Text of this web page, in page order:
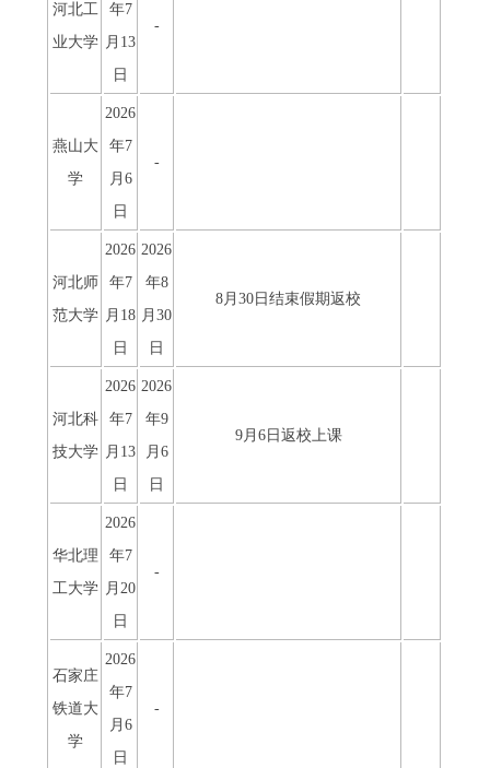
河北工
业大学
年7
月13
日
-
燕山大
学
2026
年7
月6
日
-
河北师
范大学
2026
年7
月18
日
2026
年8
月30
日
8月30日结束假期返校
河北科
技大学
2026
年7
月13
日
2026
年9
月6
日
9月6日返校上课
华北理
工大学
2026
年7
月20
日
-
石家庄
铁道大
学
2026
年7
月6
日
-